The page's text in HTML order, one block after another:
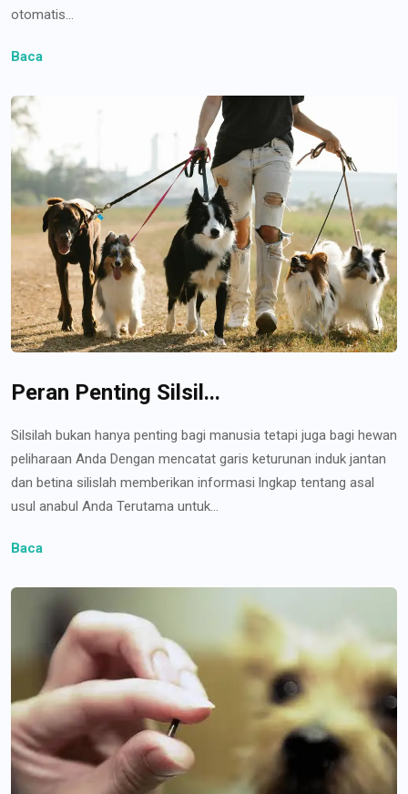
otomatis...
Baca
Peran Penting Silsil...
Silsilah bukan hanya penting bagi manusia tetapi juga bagi hewan
peliharaan Anda Dengan mencatat garis keturunan induk jantan
dan betina silislah memberikan informasi lngkap tentang asal
usul anabul Anda Terutama untuk...
Baca